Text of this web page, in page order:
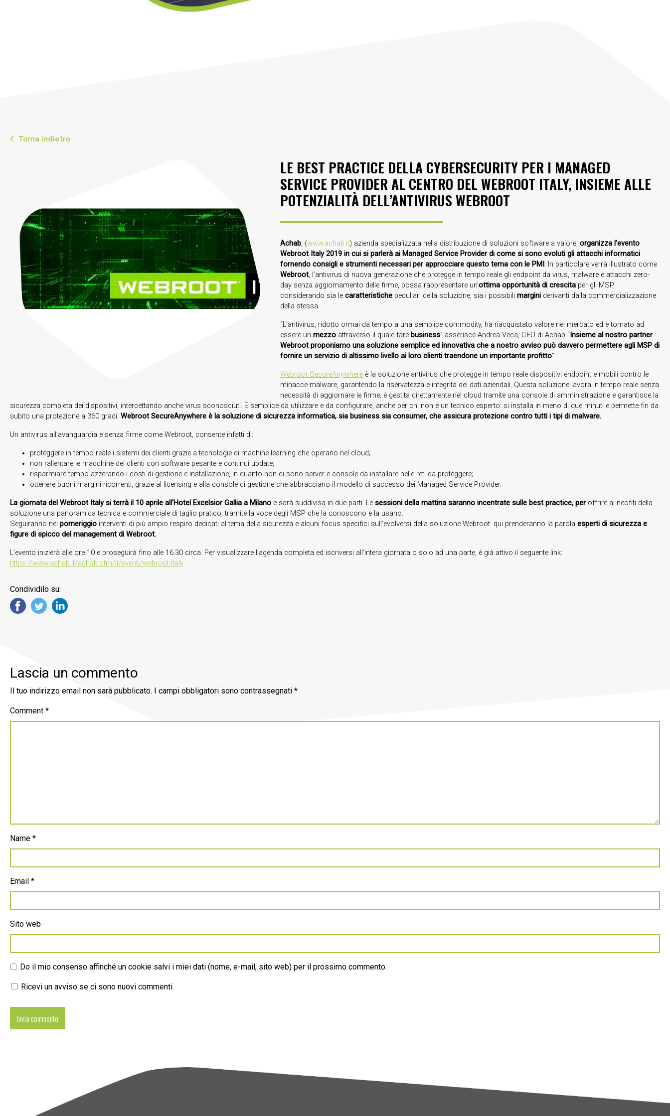
Torna indietro
LE BEST PRACTICE DELLA CYBERSECURITY PER I MANAGED
SERVICE PROVIDER AL CENTRO DEL WEBROOT ITALY, INSIEME ALLE
POTENZIALITÀ DELL’ANTIVIRUS WEBROOT
Achab, (www.achab.it) azienda specializzata nella distribuzione di soluzioni software a valore, organizza l’evento
Webroot Italy 2019 in cui si parlerà ai Managed Service Provider di come si sono evoluti gli attacchi informatici
fornendo consigli e strumenti necessari per approcciare questo tema con le PMI . In particolare verrà illustrato come
Webroot, l’antivirus di nuova generazione che protegge in tempo reale gli endpoint da virus, malware e attacchi zero-
day senza aggiornamento delle firme, possa rappresentare un’ottima opportunità di crescita per gli MSP,
considerando sia lecaratteristiche peculiari della soluzione, sia i possibili margini derivanti dalla commercializzazione
della stessa.
“L’antivirus, ridotto ormai da tempo a una semplice commodity, ha riacquistato valore nel mercato ed è tornato ad
essere un mezzo attraverso il quale fare business” asserisce Andrea Veca, CEO di Achab “Insieme al nostro partner
Webroot proponiamo una soluzione semplice ed innovativa che a nostro avviso può davvero permettere agli MSP di
fornire un servizio di altissimo livello ai loro clienti traendone un importante profitto”.
Webroot SecureAnywhereè la soluzione antivirus che protegge in tempo reale dispositivi endpoint e mobili contro le
minacce malware, garantendo la riservatezza e integrità dei dati aziendali. Questa soluzione lavora in tempo reale senza
necessità di aggiornare le firme; è gestita direttamente nel cloud tramite una console di amministrazione e garantisce la
sicurezza completa dei dispositivi, intercettando anche virus sconosciuti. È semplice da utilizzare e da configurare, anche per chi non è un tecnico esperto: si installa in meno di due minuti e permette fin da
subito una protezione a 360 gradi. Webroot SecureAnywhere è la soluzione di sicurezza informatica, sia business sia consumer, che assicura protezione contro tutti i tipi di malware.
Un antivirus all’avanguardia e senza firme come Webroot, consente infatti di:
proteggere in tempo reale i sistemi dei clienti grazie a tecnologie di machine learning che operano nel cloud;
non rallentare le macchine dei clienti con software pesante e continui update;
risparmiare tempo azzerando i costi di gestione e installazione, in quanto non ci sono server e console da installare nelle reti da proteggere;
ottenere buoni margini ricorrenti, grazie al licensing e alla console di gestione che abbracciano il modello di successo dei Managed Service Provider.
La giornata del Webroot Italy si terrà il 10 aprile all’Hotel Excelsior Gallia a Milano e sarà suddivisa in due parti. Le sessioni della mattina saranno incentrate sulle best practice, per offrire ai neofiti della
soluzione una panoramica tecnica e commerciale di taglio pratico, tramite la voce degli MSP che la conoscono e la usano.
Seguiranno nel pomeriggio interventi di più ampio respiro dedicati al tema della sicurezza e alcuni focus specifici sull’evolversi della soluzione Webroot: qui prenderanno la parola esperti di sicurezza e
figure di spicco del management di Webroot.
L’evento inizierà alle ore 10 e proseguirà fino alle 16.30 circa. Per visualizzare l’agenda completa ed iscriversi all’intera giornata o solo ad una parte, è già attivo il seguente link:
https://www.achab.it/achab.cfm/it/eventi/webroot-italy
Condividilo su:
Lascia un commento
Il tuo indirizzo email non sarà pubblicato. I campi obbligatori sono contrassegnati *
Comment *
Name *
Email *
Sito web
Do il mio consenso affinché un cookie salvi i miei dati (nome, e-mail, sito web) per il prossimo commento.
Ricevi un avviso se ci sono nuovi commenti.